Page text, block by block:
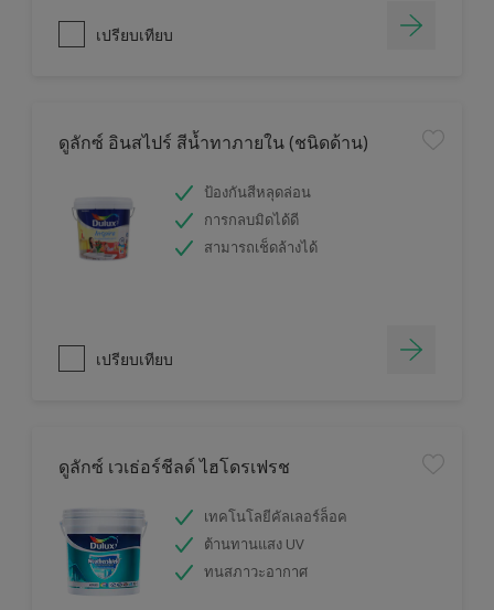
เปรียบเทียบ
ดูลักซ์ อินสไปร์ สีน้ำทาภายใน (ชนิดด้าน)
ป้องกันสีหลุดล่อน
การกลบมิดได้ดี
สามารถเช็ดล้างได้
เปรียบเทียบ
ดูลักซ์ เวเธ่อร์ชีลด์ ไฮโดรเฟรช
เทคโนโลยีคัลเลอร์ล็อค
ต้านทานแสง UV
ทนสภาวะอากาศ